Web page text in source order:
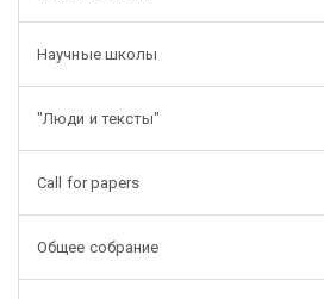
Научные школы
"Люди и тексты"
Call for papers
Общее собрание